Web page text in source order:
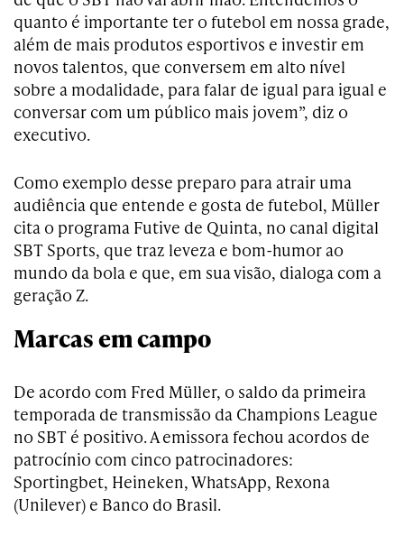
quanto é importante ter o futebol em nossa grade,
além de mais produtos esportivos e investir em
novos talentos, que conversem em alto nível
sobre a modalidade, para falar de igual para igual e
conversar com um público mais jovem”, diz o
executivo.
Como exemplo desse preparo para atrair uma
audiência que entende e gosta de futebol, Müller
cita o programa Futive de Quinta, no canal digital
SBT Sports, que traz leveza e bom-humor ao
mundo da bola e que, em sua visão, dialoga com a
geração Z.
Marcas em campo
De acordo com Fred Müller, o saldo da primeira
temporada de transmissão da Champions League
no SBT é positivo. A emissora fechou acordos de
patrocínio com cinco patrocinadores:
Sportingbet, Heineken, WhatsApp, Rexona
(Unilever) e Banco do Brasil.